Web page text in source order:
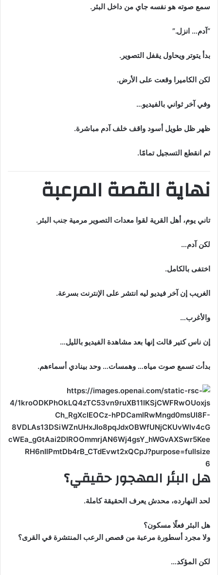
سمع صوته هو نفسه جاي من داخل البئر.
“آدم… انزل.”
بدأ يتوتر ويحاول يقفل التصوير.
لكن الكاميرا وقعت على الأرض.
وفي آخر ثواني بالفيديو…
ظهر ظل طويل أسود واقف خلف آدم مباشرة.
ثم انقطع التسجيل تمامًا.
نهاية القصة المرعبة
تاني يوم، أهل القرية لقوا معدات التصوير مرمية جنب البئر.
لكن آدم…
اختفى بالكامل.
الغريب إن آخر فيديو ليه انتشر على الإنترنت بسرعة.
والأغرب…
إن ناس كتير قالت إنها بعد مشاهدة الفيديو بالليل…
بدأت تسمع صوت مياه… وهمسات… وحد بينادي أسماءهم.
6
هل البئر المهجور حقيقي؟
لحد النهارده، محدش يعرف الحقيقة كاملة.
هل البئر فعلًا مسكون؟
ولا مجرد أسطورة مرعبة من قصص الرعب المنتشرة في القرى؟
لكن المؤكد…